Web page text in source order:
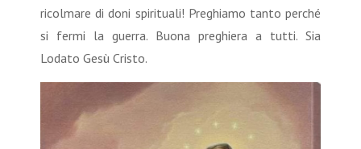
ricolmare di doni spirituali! Preghiamo tanto perché
si fermi la guerra. Buona preghiera a tutti. Sia
Lodato Gesù Cristo.